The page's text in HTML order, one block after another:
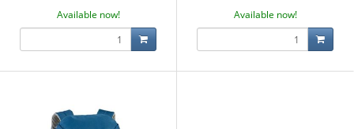
Available now! Available now!